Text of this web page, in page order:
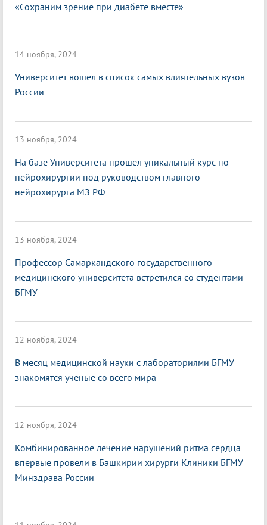
«Сохраним зрение при диабете вместе»
14 ноября, 2024
Университет вошел в список самых влиятельных вузов
России
13 ноября, 2024
На базе Университета прошел уникальный курс по
нейрохирургии под руководством главного
нейрохирурга МЗ РФ
13 ноября, 2024
Профессор Самаркандского государственного
медицинского университета встретился со студентами
БГМУ
12 ноября, 2024
В месяц медицинской науки с лабораториями БГМУ
знакомятся ученые со всего мира
12 ноября, 2024
Комбинированное лечение нарушений ритма сердца
впервые провели в Башкирии хирурги Клиники БГМУ
Минздрава России